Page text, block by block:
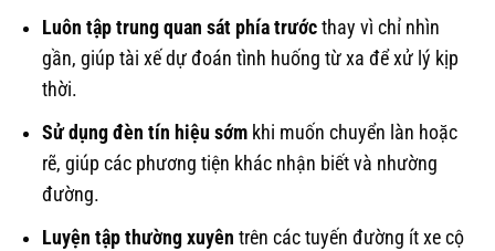
Luôn tập trung quan sát phía trước thay vì chỉ nhìn
gần, giúp tài xế dự đoán tình huống từ xa để xử lý kịp
thời.
Sử dụng đèn tín hiệu sớm khi muốn chuyển làn hoặc
rẽ, giúp các phương tiện khác nhận biết và nhường
đường.
Luyện tập thường xuyên trên các tuyến đường ít xe cộ